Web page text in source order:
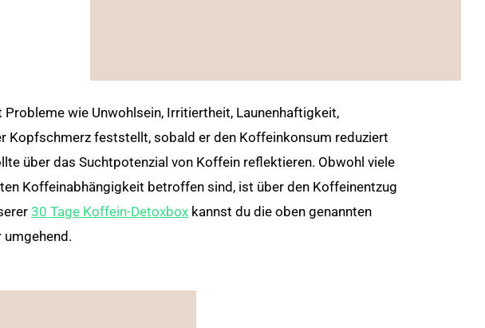
wie Unwohlsein, Irritiertheit, Launenhaftigkeit,
Kopfschmerz feststellt, sobald er den Koffeinkonsum reduziert
über das Suchtpotenzial von Koffein reflektieren. Obwohl viele
Koffeinabhängigkeit betroffen sind, ist über den Koffeinentzug
30 Tage Koffein-Detoxbox kannst du die oben genannten
umgehend.